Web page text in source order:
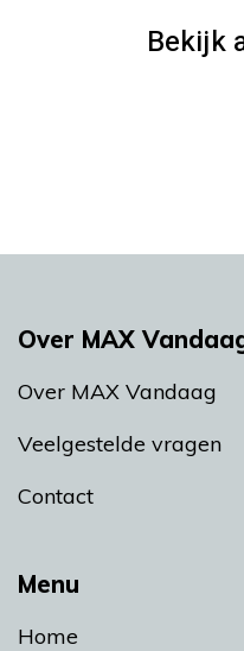
Bekijk
Menu
Home
Over MAX
Over MAX Vandaag
Veelgestelde vragen
Contact